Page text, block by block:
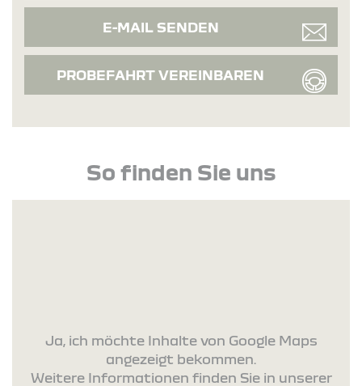
E-MAIL SENDEN
PROBEFAHRT VEREINBAREN
So finden Sie uns
Ja, ich möchte Inhalte von Google Maps
angezeigt bekommen.
Weitere Informationen finden Sie in unserer